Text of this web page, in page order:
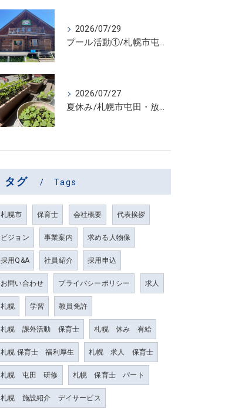
2026/07/29
プール活動①/札幌市屯田・放課後等デイサービス くるわーる
2026/07/27
夏休み/札幌市屯田・放課後等デイサービス くるわーる
タグ Tags
札幌市 保育士 会社概要 代表挨拶
ビジョン 事業案内 求める人物像
採用Q&A 社員紹介 採用申込
お問い合わせ プライバシーポリシー 求人
札幌 学習 教員免許
札幌 課外活動 保育士 札幌 休み 有給
札幌 保育士 福利厚生 札幌 求人 保育士
札幌 屯田 研修 札幌 保育士 パート
札幌 施設紹介 デイサービス